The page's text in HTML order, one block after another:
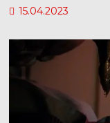
15.04.2023